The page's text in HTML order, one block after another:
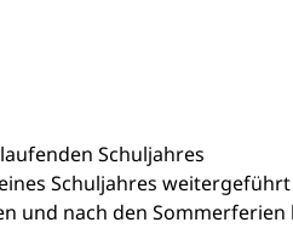
Schuljahres
Schuljahres
und nach den Sommerferien